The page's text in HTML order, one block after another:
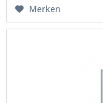
Merken